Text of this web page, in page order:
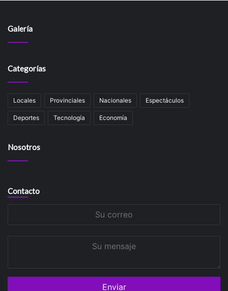
Galería
Categorías
Locales Provinciales Nacionales Espectáculos
Deportes Tecnología Economía
Nosotros
Contacto